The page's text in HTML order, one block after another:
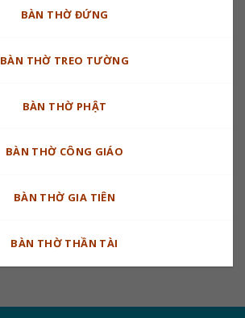
BÀN THỜ ĐỨNG
BÀN THỜ TREO TƯỜNG
BÀN THỜ PHẬT
BÀN THỜ CÔNG GIÁO
BÀN THỜ GIA TIÊN
BÀN THỜ THẦN TÀI